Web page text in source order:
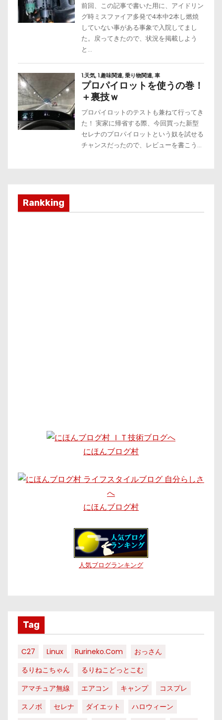
Rankking
にほんブログ村
にほんブログ村
人気ブログランキング
Tag
C27 Linux Rurineko.com
おっさん
るりねこちゃん
るりねこどっとこむ
アマチュア無線
エアコン キャンプ
コスプレ
スノボ
セレナ ダイエット
ハロウィーン